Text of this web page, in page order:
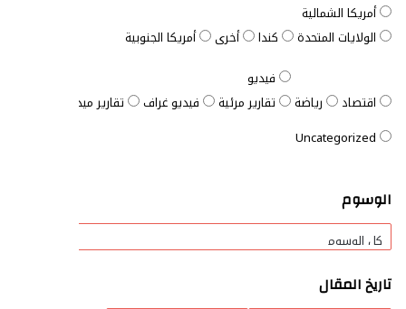
أمريكا الشمالية
الولايات المتحدة
كندا أخرى أمريكا الجنوبية
اقتصاد رياضة
فيديو
تقارير مرئية
فيديو غراف تقارير ميدانية
الوسوم
تاريخ المقال